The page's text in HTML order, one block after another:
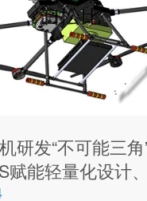
研发“不可能三
赋能轻量化设计
捷制造实践